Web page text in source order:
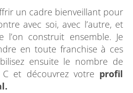
un cadre bienveillant pour
avec soi, avec l’autre, et
l’on construit ensemble. Je
en toute franchise à ces
ensuite le nombre de
et découvrez votre profil